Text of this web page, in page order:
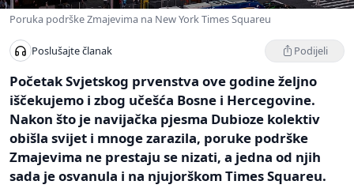
Poruka podrške Zmajevima na New York Times Squareu
Poslušajte članak Podijeli
Početak Svjetskog prvenstva ove godine željno
iščekujemo i zbog učešća Bosne i Hercegovine.
Nakon što je navijačka pjesma Dubioze kolektiv
obišla svijet i mnoge zarazila, poruke podrške
Zmajevima ne prestaju se nizati, a jedna od njih
sada je osvanula i na njujorškom Times Squareu.